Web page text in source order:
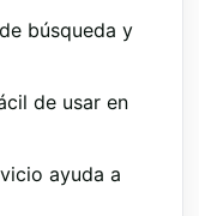
búsqueda y
de usar en
ayuda a